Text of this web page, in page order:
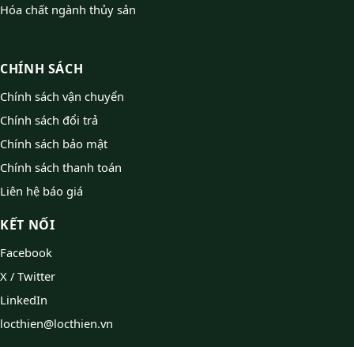
Hóa chất ngành thủy sản
CHÍNH SÁCH
Chính sách vận chuyển
Chính sách đổi trả
Chính sách bảo mật
Chính sách thanh toán
Liên hệ báo giá
KẾT NỐI
Facebook
X / Twitter
LinkedIn
locthien@locthien.vn